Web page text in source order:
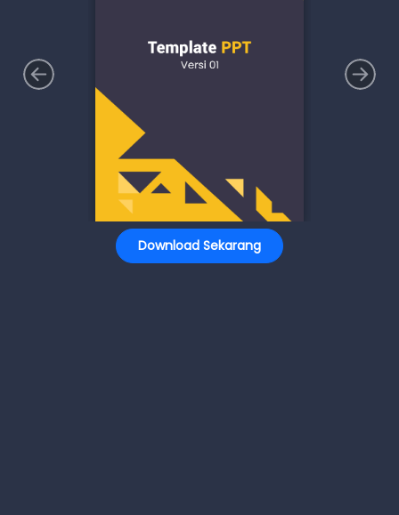
Download Sekarang